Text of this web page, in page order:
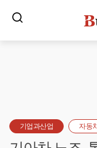
기업과산업 자동